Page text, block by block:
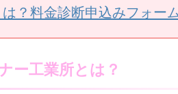
？料金診断申込みフォーム
ー工業所とは？